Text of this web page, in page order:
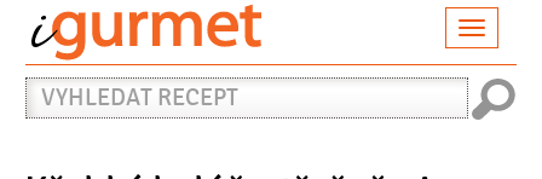
Vyhledat
recept